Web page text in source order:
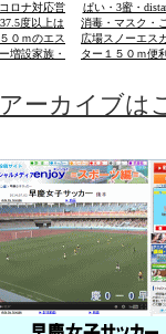
ロナ対応営
度以上は
０ｍのエス
増設家族・
ぱい・3蜜・
消毒・マスク・
広場スノーエス
ター１５０ｍ便
ーカイブは